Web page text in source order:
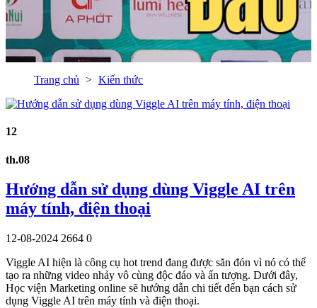
Trang chủ Kiến thức
12
th.08
Hướng dẫn sử dụng dùng Viggle AI trên
máy tính, điện thoại
12-08-2024 2664 0
Viggle AI hiện là công cụ hot trend đang được săn đón vì nó có thể
tạo ra những video nhảy vô cùng độc đáo và ấn tượng. Dưới đây,
Học viện Marketing online sẽ hướng dẫn chi tiết đến bạn cách sử
dụng Viggle AI trên máy tính và điện thoại.